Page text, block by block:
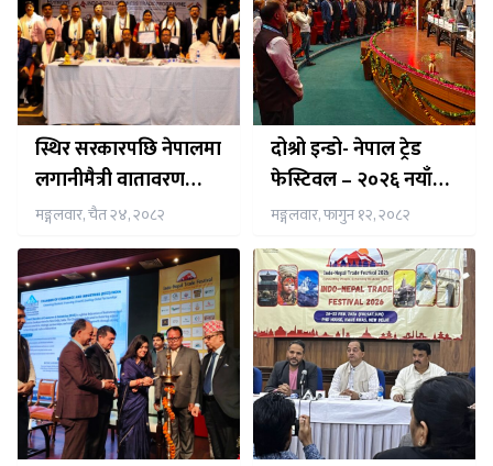
स्थिर सरकारपछि नेपालमा
लगानीमैत्री वातावरण
सुदृढः राजदूत शर्मा
मङ्गलवार, चैत २४, २०८२
दोश्रो इन्डो- नेपाल ट्रेड
फेस्टिवल – २०२६ नयाँ
दिल्लीमा भव्यरुपमा
सम्पन्न,
मङ्गलवार, फागुन १२, २०८२